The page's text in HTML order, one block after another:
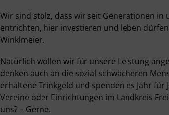
Wir sind stolz, dass wir seit Generationen
entrichten, hier investieren und leben
Winklmeier.
Natürlich wollen wir für unsere Leistung
denken auch an die sozial schwächeren
erhaltene Trinkgeld und spenden es Jahr
Vereine oder Einrichtungen im Landkreis
uns? – Gerne.